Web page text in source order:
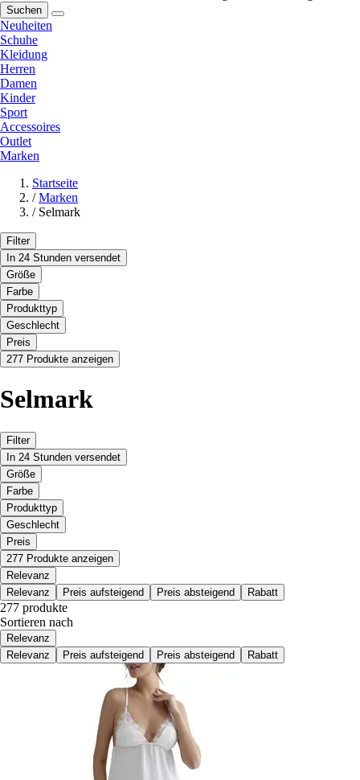
Suchen
Neuheiten
Schuhe
Kleidung
Herren
Damen
Kinder
Sport
Accessoires
Outlet
Marken
Startseite
/ Marken
/ Selmark
Filter
In 24 Stunden versendet
Größe
Farbe
Produkttyp
Geschlecht
Preis
277 Produkte anzeigen
Selmark
Filter
In 24 Stunden versendet
Größe
Farbe
Produkttyp
Geschlecht
Preis
277 Produkte anzeigen
Relevanz
Relevanz
Preis aufsteigend Preis absteigend Rabatt
277 produkte
Sortieren nach
Relevanz
Relevanz
Preis aufsteigend Preis absteigend Rabatt